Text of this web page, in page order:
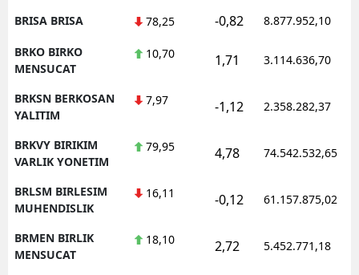
BRISA BRISA 78,25 -0,82 8.877.952,10
BRKO BIRKO
MENSUCAT
10,70 1,71 3.114.636,70
BRKSN BERKOSAN
YALITIM
7,97 -1,12 2.358.282,37
BRKVY BIRIKIM
VARLIK YONETIM
79,95 4,78 74.542.532,65
BRLSM BIRLESIM
MUHENDISLIK
16,11 -0,12 61.157.875,02
BRMEN BIRLIK
MENSUCAT
18,10 2,72 5.452.771,18